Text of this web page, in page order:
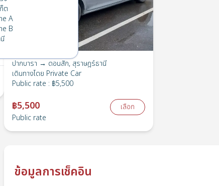
ต
A
B
ปากบารา → ดอนสัก, สุราษฎร์ธานี
เดินทางโดย Private Car
Public rate : ฿5,500
฿5,500
Public rate
เลือก
ข้อมูลการเช็คอิน